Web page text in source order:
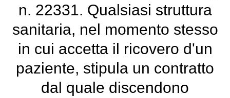
n. 22331. Qualsiasi struttura
sanitaria, nel momento stesso
in cui accetta il ricovero d'un
paziente, stipula un contratto
dal quale discendono